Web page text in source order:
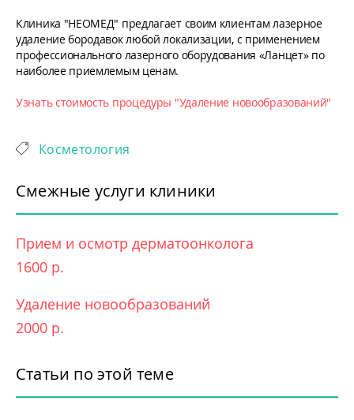
Клиника "НЕОМЕД" предлагает своим клиентам лазерное
удаление бородавок любой локализации, с применением
профессионального лазерного оборудования «Ланцет» по
наиболее приемлемым ценам.
Узнать стоимость процедуры "Удаление новообразований"
Косметология
Смежные услуги клиники
Прием и осмотр дерматоонколога
1600 р.
Удаление новообразований
2000 р.
Статьи по этой теме